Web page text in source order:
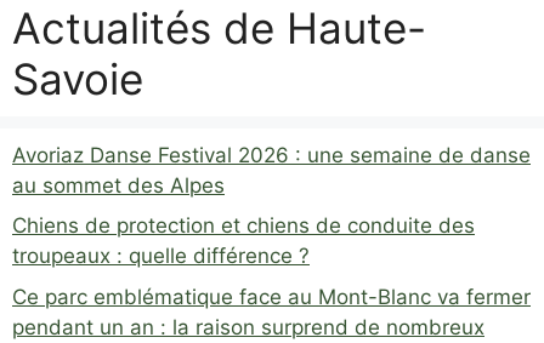
Actualités de Haute-
Savoie
Avoriaz Danse Festival 2026 : une semaine de danse
au sommet des Alpes
Chiens de protection et chiens de conduite des
troupeaux : quelle différence ?
Ce parc emblématique face au Mont-Blanc va fermer
pendant un an : la raison surprend de nombreux